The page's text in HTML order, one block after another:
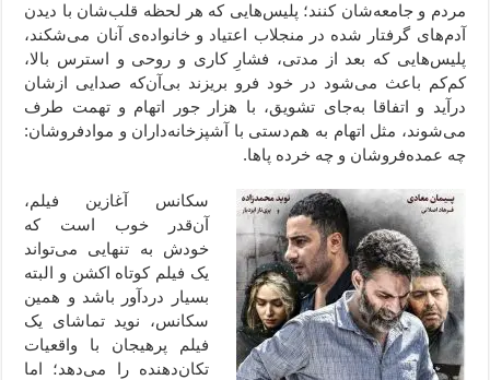
مردم و جامعه‌شان کنند؛ پلیس‌هایی که هر لحظه قلب‌شان با دیدن
آدم‌های گرفتار شده در منجلاب اعتیاد و خانواده‌ی آنان می‌شکند،
پلیس‌هایی که بعد از مدتی، فشارِ کاری و روحی و استرس بالا،
کم‌کم باعث می‌شود در خود فرو بریزند بی‌آن‌که صدایی ازشان
درآید و اتفاقا به‌جای تشویق، با هزار جور اتهام و تهمت طرف
می‌شوند، مثل اتهام به هم‌دستی با آشپزخانه‌داران و موادفروشان:
چه عمده‌فروشان و چه خرده پاها.
سکانس آغازین فیلم،
آن‌قدر خوب است که
خودش به تنهایی می‌تواند
یک فیلم کوتاه اکشن و البته
بسیار دردآور باشد و همین
سکانس، نوید تماشای یک
فیلم پرهیجان با واقعیات
تکان‌دهنده را می‌دهد؛ اما